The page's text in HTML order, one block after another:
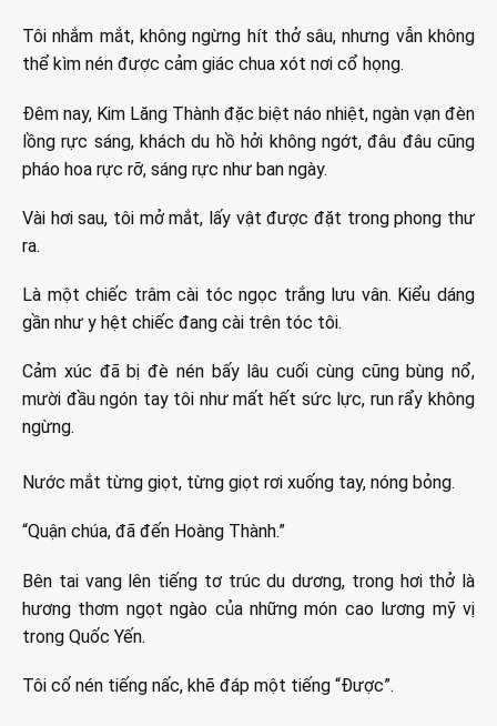
Tôi nhắm mắt, không ngừng hít thở sâu, nhưng vẫn không
thể kìm nén được cảm giác chua xót nơi cổ họng.
Đêm nay, Kim Lăng Thành đặc biệt náo nhiệt, ngàn vạn đèn
lồng rực sáng, khách du hồ hởi không ngớt, đâu đâu cũng
pháo hoa rực rỡ, sáng rực như ban ngày.
Vài hơi sau, tôi mở mắt, lấy vật được đặt trong phong thư
ra.
Là một chiếc trâm cài tóc ngọc trắng lưu vân. Kiểu dáng
gần như y hệt chiếc đang cài trên tóc tôi.
Cảm xúc đã bị đè nén bấy lâu cuối cùng cũng bùng nổ,
mười đầu ngón tay tôi như mất hết sức lực, run rẩy không
ngừng.
Nước mắt từng giọt, từng giọt rơi xuống tay, nóng bỏng.
“Quận chúa, đã đến Hoàng Thành.”
Bên tai vang lên tiếng tơ trúc du dương, trong hơi thở là
hương thơm ngọt ngào của những món cao lương mỹ vị
trong Quốc Yến.
Tôi cố nén tiếng nấc, khẽ đáp một tiếng “Được”.